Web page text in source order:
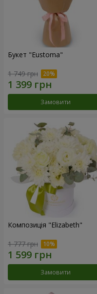
Букет "Eustoma"
1 749 грн
Замовити
Композиція "Elizabeth"
1 777 грн
Замовити